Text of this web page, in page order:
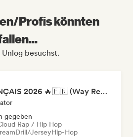
Profis könnten
besuchst.
RAP FRANÇAIS 2026 🔥🇫🇷 (Way Records)
gegeben
Rap / Hip Hop
Drill/JerseyHip-Hop